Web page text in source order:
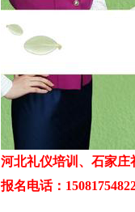
河北礼仪培训、石家庄
报名电话：